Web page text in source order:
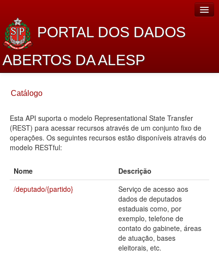
PORTAL DOS DADOS
ABERTOS DA ALESP
Sobre o projeto
Dados Abertos Alesp
Lei de Acesso à Informação
Planejamento
Catálogo de dados
Catálogo
Esta API suporta o modelo Representational State Transfer
(REST) para acessar recursos através de um conjunto fixo de
operações. Os seguintes recursos estão disponíveis através do
modelo RESTful:
Nome
Descrição
/deputado/{partido}
Serviço de acesso aos
dados de deputados
estaduais como, por
exemplo, telefone de
contato do gabinete, áreas
de atuação, bases
eleitorais, etc.